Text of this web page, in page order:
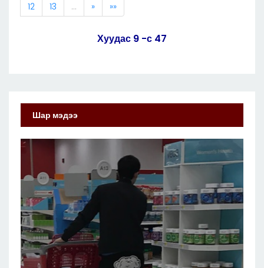
12
13 … » »»
Хуудас 9 -с 47
Шар мэдээ